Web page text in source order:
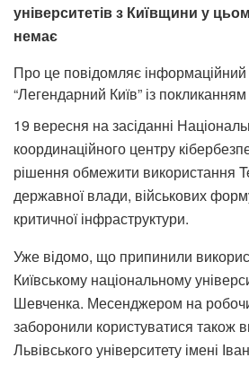
університетів з Київщини у
немає
Про це повідомляє
“Легендарний Київ” із
19 вересня на засіданні
координаційного центру
рішення обмежити використання
державної влади, військових
критичної інфраструктури.
Уже відомо, що припинили
Київському національному
Шевченка. Месенджером на
заборонили користуватися також
Львівського університету імені